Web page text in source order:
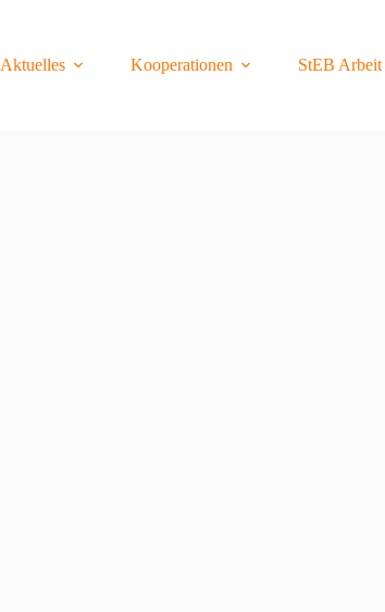
Aktuelles
Kooperationen StEB Arbeit